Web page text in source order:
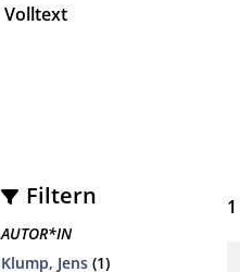
Volltext
Filtern
AUTOR*IN
Klump, Jens (1)
1